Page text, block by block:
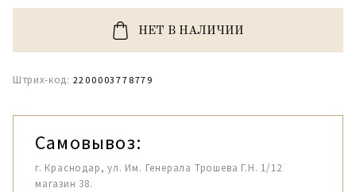
НЕТ В НАЛИЧИИ
Штрих-код: 2200003778779
Самовывоз:
г. Краснодар, ул. Им. Генерала Трошева Г.Н. 1/12
магазин 38.